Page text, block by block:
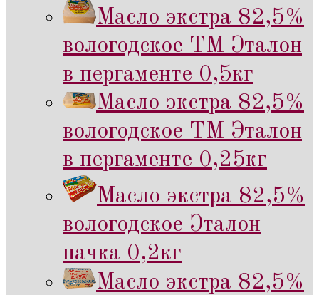
Масло экстра 82,5%
вологодское ТМ Эталон
в пергаменте 0,5кг
Масло экстра 82,5%
вологодское ТМ Эталон
в пергаменте 0,25кг
Масло экстра 82,5%
вологодское Эталон
пачка 0,2кг
Масло экстра 82,5%